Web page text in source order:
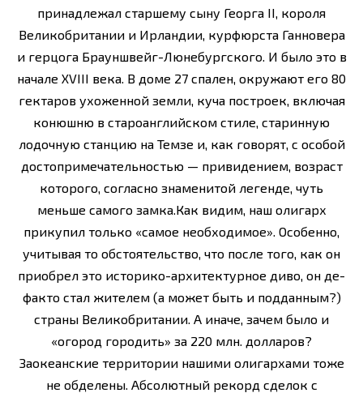
принадлежал старшему сыну Георга II, короля
Великобритании и Ирландии, курфюрста Ганновера
и герцога Брауншвейг-Люнебургского. И было это в
начале XVIII века. В доме 27 спален, окружают его 80
гектаров ухоженной земли, куча построек, включая
конюшню в староанглийском стиле, старинную
лодочную станцию на Темзе и, как говорят, с особой
достопримечательностью — привидением, возраст
которого, согласно знаменитой легенде, чуть
меньше самого замка.Как видим, наш олигарх
прикупил только «самое необходимое». Особенно,
учитывая то обстоятельство, что после того, как он
приобрел это историко-архитектурное диво, он де-
факто стал жителем (а может быть и подданным?)
страны Великобритании. А иначе, зачем было и
«огород городить» за 220 млн. долларов?
Заокеанские территории нашими олигархами тоже
не обделены. Абсолютный рекорд сделок с